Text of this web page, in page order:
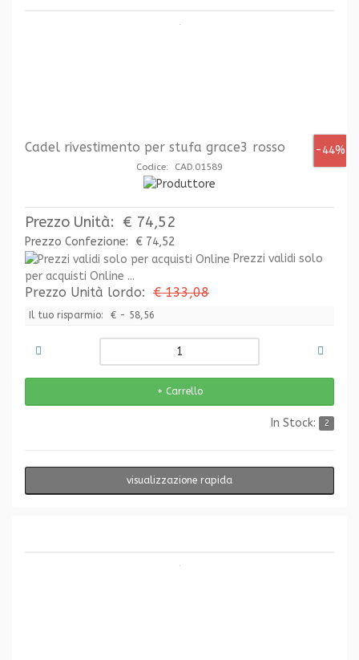
-44%
Cadel rivestimento per stufa grace3 rosso
Codice: CAD.01589
Prezzo Unità: € 74,52
Prezzo Confezione:
€ 74,52
Prezzi validi solo
per acquisti Online ...
Prezzo Unità lordo: € 133,08
Il tuo risparmio: € - 58,56
In Stock: 2
visualizzazione rapida